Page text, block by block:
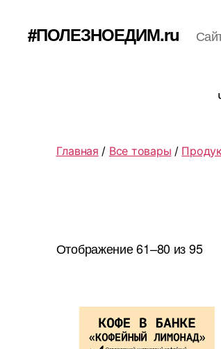
#ПОЛЕЗНОЕДИМ.ru
Главная / Все товары /
Отображение 61–80 из 95